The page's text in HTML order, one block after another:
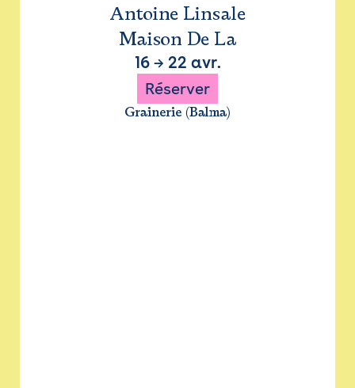
Antoine Linsale
Maison De La
16→ 22 avr.
Réserver
Grainerie (Balma)